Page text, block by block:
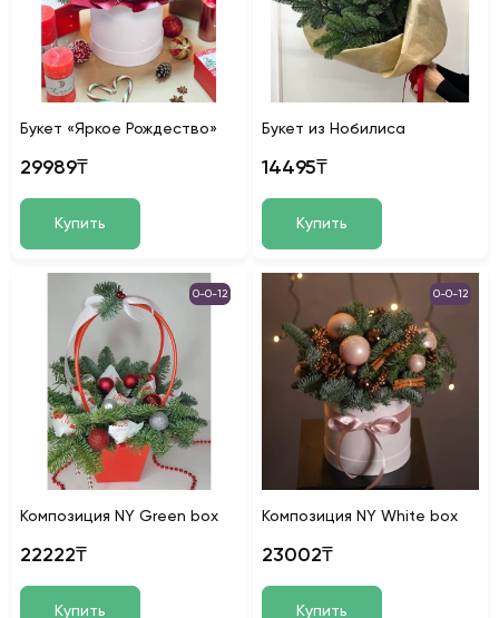
Букет «Яркое Рождество»
29989₸
Купить
Букет из Нобилиса
14495₸
Купить
0-0-12
Композиция NY Green box
22222₸
Купить
0-0-12
Композиция NY White box
23002₸
Купить